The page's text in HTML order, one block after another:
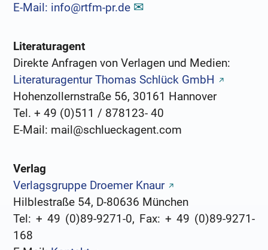
E-Mail: info@rtfm-pr.de
Literaturagent
Direkte Anfragen von Verlagen und Medien:
Literaturagentur Thomas Schlück GmbH
Hohenzollernstraße 56, 30161 Hannover
Tel. + 49 (0)511 / 878123- 40
E-Mail: mail@schlueckagent.com
Verlag
Verlagsgruppe Droemer Knaur
Hilblestraße 54, D-80636 München
Tel: + 49 (0)89-9271-0, Fax: + 49 (0)89-9271-
168